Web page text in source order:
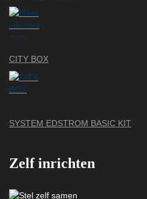
CITY BOX
SYSTEM EDSTROM BASIC KIT
Zelf inrichten